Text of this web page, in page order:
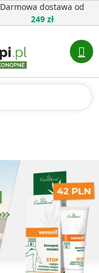
Darmowa dostawa od
249 zł